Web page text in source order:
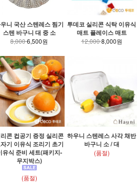
니 국산 스텐레스 찜기
스텐 바구니 대 중 소
8,0006,500원
투데코 실리콘 식탁 이유식
매트 플레이스 매트
12,0008,000원
콘 컵공기 증정 실리콘
기 이유식 조리기 초기
유식 준비 세트(패키지-
무지박스)
(품절)
하우니 스텐레스 사각 채반
바구니 소 / 대
(품절)